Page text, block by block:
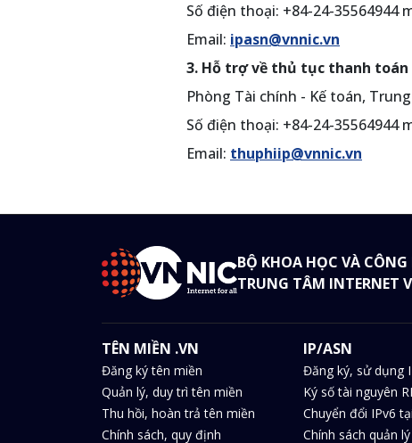
Số điện thoại: +84-24-35564944
Email: ipasn@vnnic.vn
3. Hỗ trợ về thủ tục thanh
Phòng Tài chính - Kế toán,
Số điện thoại: +84-24-35564944
Email: thuphiip@vnnic.vn
BỘ KHOA HỌC VÀ CÔNG
TRUNG TÂM INTERNET
TÊN MIỀN .VN
Đăng ký tên miền
Quản lý, duy trì tên miền
Thu hồi, hoàn trả tên miền
Chính sách, quy định
IP/ASN
Đăng ký, sử dụng
Ký số tài nguyên
Chuyển đổi IPv6
Chính sách quản lý